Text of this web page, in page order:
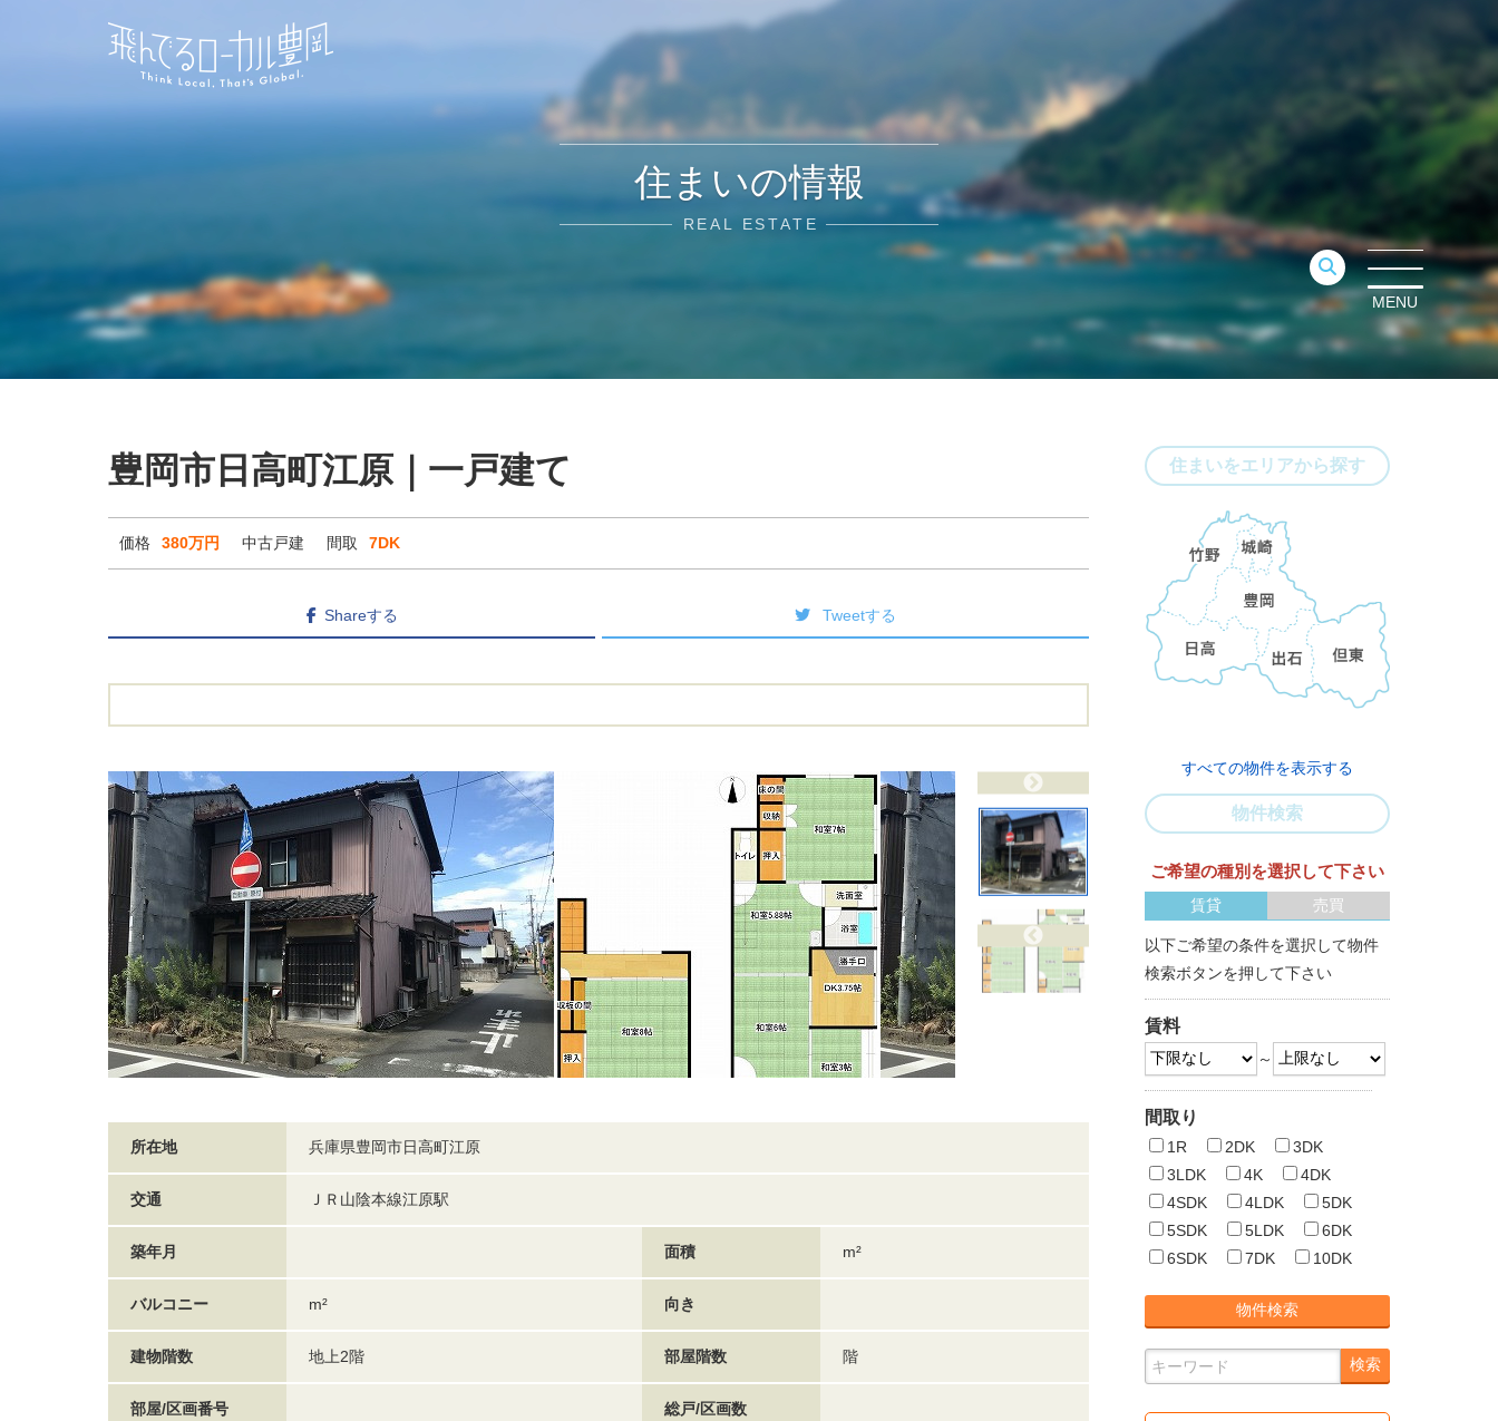
住まいの情報
REAL ESTATE
MENU
豊岡市日高町江原｜一戸建て
価格 380万円 中古戸建 間取 7DK
Shareする Tweetする
所在地 兵庫県豊岡市日高町江原
交通 ＪＲ山陰本線江原駅
築年月 面積 m²
バルコニー m² 向き
建物階数 地上2階 部屋階数 階
部屋/区画番号 総戸/区画数
住まいをエリアから探す
すべての物件を表示する
物件検索
ご希望の種別を選択して下さい
賃貸 売買
以下ご希望の条件を選択して物件
検索ボタンを押して下さい
賃料
～
間取り
1R 2DK
3DK
3LDK
4K
4DK
4SDK
4LDK
5DK
5SDK
5LDK
6DK
6SDK
7DK 10DK